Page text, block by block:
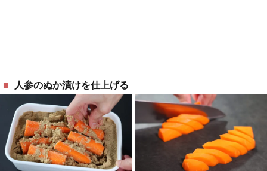
人参のぬか漬けを仕上げる